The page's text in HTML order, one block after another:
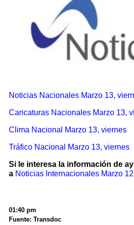
Noticias Nacionales Marzo 13,
Caricaturas Nacionales Marzo 13,
Clima Nacional Marzo 13, viernes
Tráfico Nacional Marzo 13, viernes
Si le interesa la información de
a Noticias Internacionales Marzo
01:40 pm
Fuente: Transdoc